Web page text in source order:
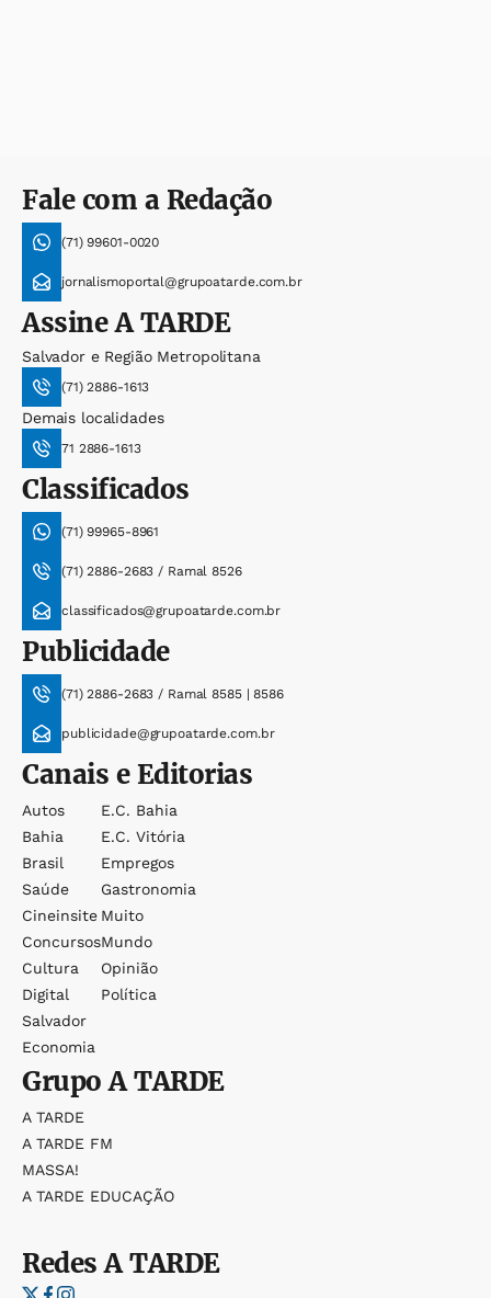
Fale com a Redação
(71) 99601-0020
jornalismoportal@grupoatarde.com.br
AssineA TARDE
Salvador e Região Metropolitana
(71) 2886-1613
Demais localidades
71 2886-1613
Classificados
(71) 99965-8961
(71) 2886-2683 / Ramal 8526
classificados@grupoatarde.com.br
Publicidade
(71) 2886-2683 / Ramal 8585 | 8586
publicidade@grupoatarde.com.br
Canais e Editorias
Autos
Bahia
Brasil
Saúde
Cineinsite
Concursos
Cultura
Digital
Salvador
Economia
E.c. Bahia
E.c. Vitória
Empregos
Gastronomia
Muito
Mundo
Opinião
Política
GrupoA TARDE
A TARDE
A TARDE FM
MASSA!
A TARDE EDUCAÇÃO
RedesA TARDE